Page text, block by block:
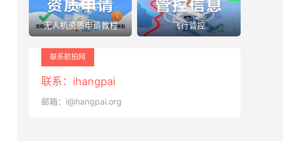
无人机资质申请教程 飞行管控
联系航拍网
联系：ihangpai
邮箱：i@hangpai.org